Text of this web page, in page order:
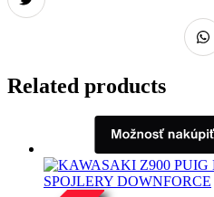
Related products